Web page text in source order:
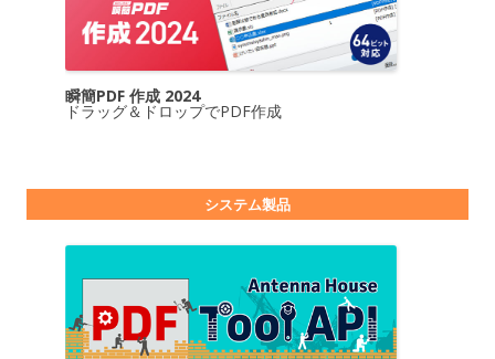
瞬簡PDF 作成 2024
ドラッグ＆ドロップでPDF作成
システム製品